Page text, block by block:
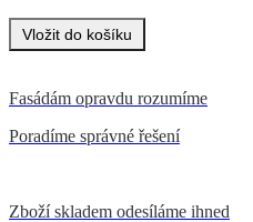
Fasádám opravdu rozumíme
Poradíme správné řešení
Zboží skladem odesíláme ihned